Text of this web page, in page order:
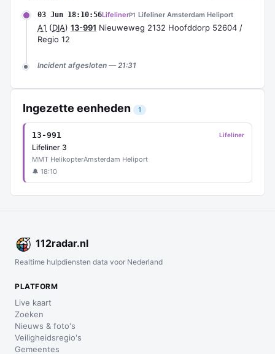
03 Jun 18:10:56LifelinerP1 Lifeliner Amsterdam Heliport
A1 (DIA) 13-991 Nieuweweg 2132 Hoofddorp 52604 /
Regio 12
Incident afgesloten — 21:31
Ingezette eenheden 1
13-991 Lifeliner
Lifeliner 3
MMT HelikopterAmsterdam Heliport
🔔 18:10
112radar.nl
Realtime hulpdiensten data voor Nederland
PLATFORM
Live kaart
Zoeken
Nieuws & foto's
Veiligheidsregio's
Gemeentes